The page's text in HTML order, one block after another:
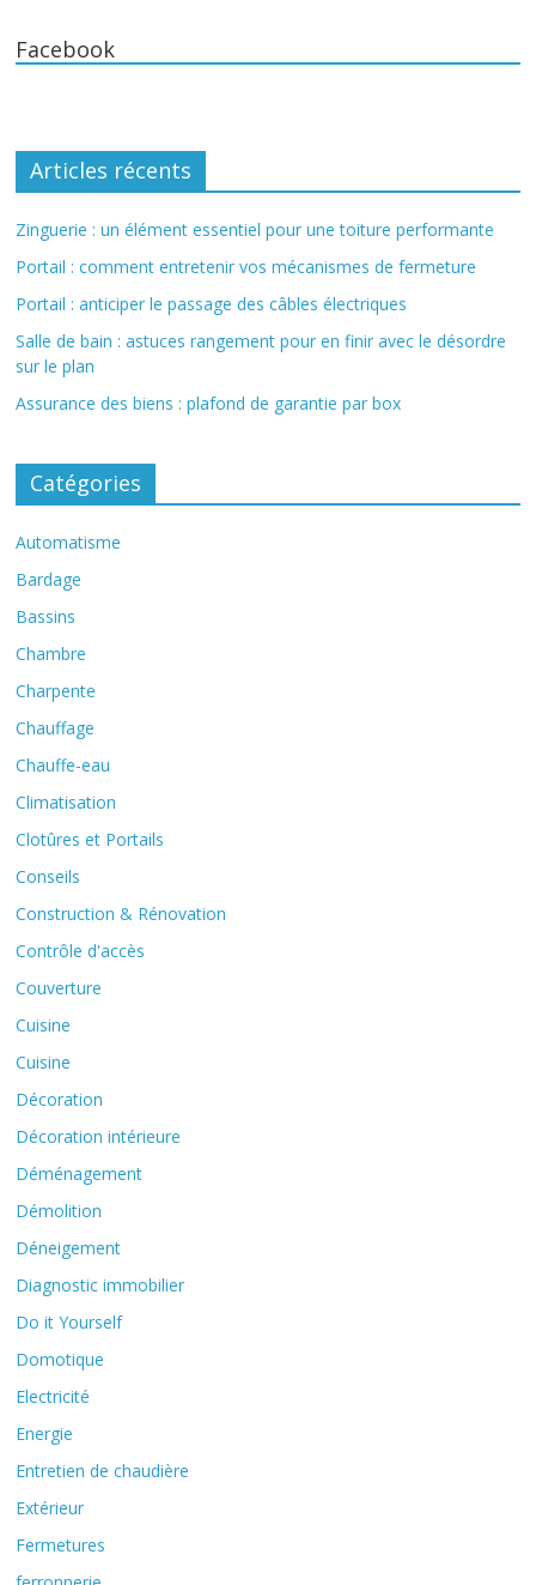
Facebook
Articles récents
Zinguerie : un élément essentiel pour une toiture performante
Portail : comment entretenir vos mécanismes de fermeture
Portail : anticiper le passage des câbles électriques
Salle de bain : astuces rangement pour en finir avec le désordre
sur le plan
Assurance des biens : plafond de garantie par box
Catégories
Automatisme
Bardage
Bassins
Chambre
Charpente
Chauffage
Chauffe-eau
Climatisation
Clotûres et Portails
Conseils
Construction & Rénovation
Contrôle d'accès
Couverture
Cuisine
Cuisine
Décoration
Décoration intérieure
Déménagement
Démolition
Déneigement
Diagnostic immobilier
Do it Yourself
Domotique
Electricité
Energie
Entretien de chaudière
Extérieur
Fermetures